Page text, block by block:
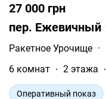
27 000 грн
пер. Ежевичный
Ракетное Урочище ·
6 комнат
2 этажа
Оперативный показ